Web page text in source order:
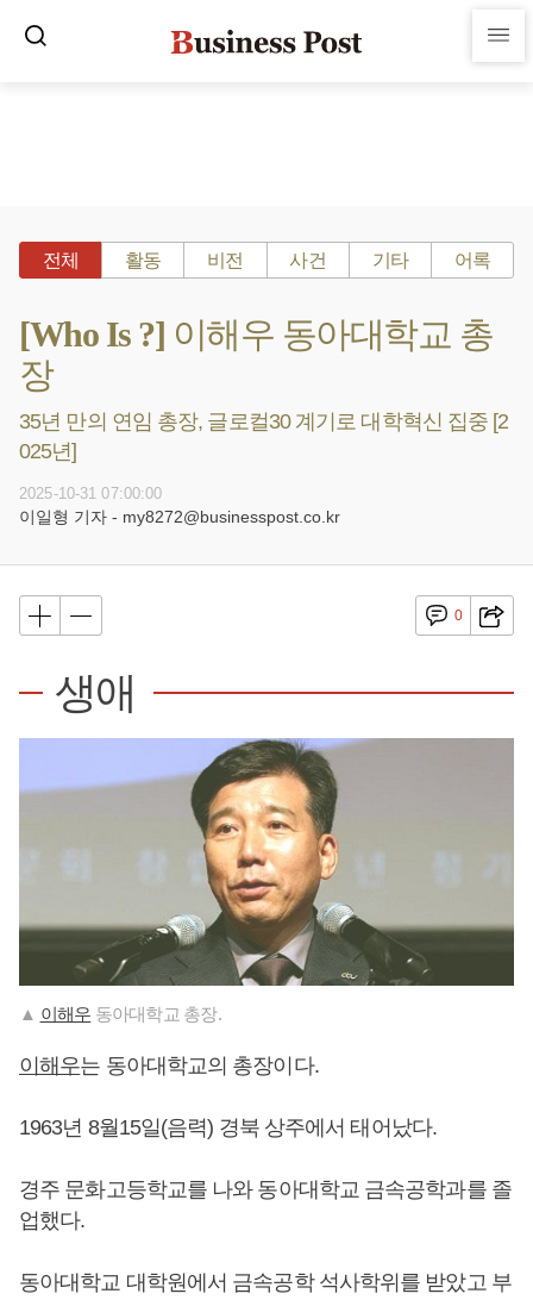
전체 활동 비전 사건 기타 어록
[Who Is ?] 이해우 동아대학교 총
장
35년 만의 연임 총장, 글로컬30 계기로 대학혁신 집중 [2
025년]
2025-10-31 07:00:00
이일형 기자 - my8272@businesspost.co.kr
0
생애
▲ 이해우 동아대학교 총장.
이해우는 동아대학교의 총장이다.
1963년 8월15일(음력) 경북 상주에서 태어났다.
경주 문화고등학교를 나와 동아대학교 금속공학과를 졸
업했다.
동아대학교 대학원에서 금속공학 석사학위를 받았고 부